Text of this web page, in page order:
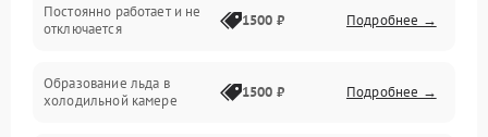
Постоянно работает и не
отключается
1500 ₽ Подробнее →
Образование льда в
холодильной камере
1500 ₽ Подробнее →